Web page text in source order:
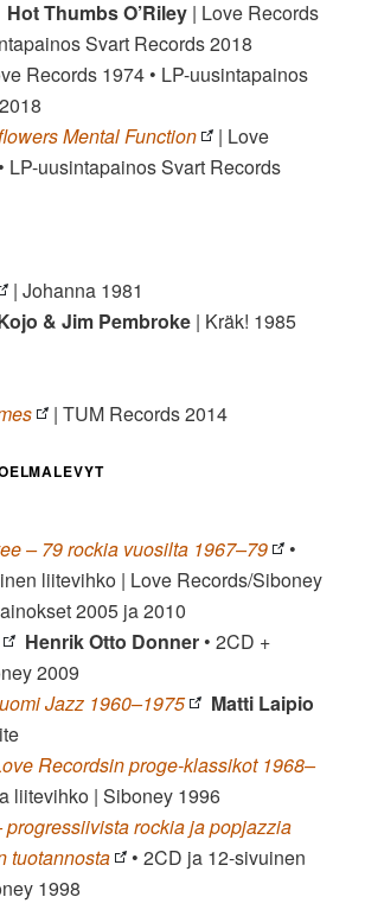
Hot Thumbs O’Riley | Love Records
Svart Records 2018
Records 1974 • LP-uusintapainos
Mental Function
| Love
LP-uusintapainos Svart Records
| Johanna 1981
& Jim Pembroke | Kräk! 1985
| TUM Records 2014
– 79 rockia vuosilta 1967–79
•
liitevihko | Love Records/Siboney
2005 ja 2010
Henrik Otto Donner • 2CD +
2009
Jazz 1960–1975
Matti Laipio
Recordsin proge-klassikot 1968–
liitevihko | Siboney 1996
progressiivista rockia ja popjazzia
tuotannosta
• 2CD ja 12-sivuinen
1998